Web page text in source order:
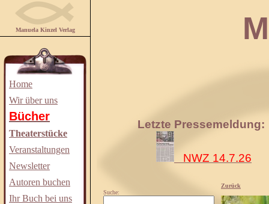
Manuela Kinzel Verlag
Home
Wir über uns
Bücher
Theaterstücke
Veranstaltungen
Newsletter
Autoren buchen
Ihr Buch bei uns
Letzte Pressemeldung:
NWZ 14.7.26
Suche:
Zurück